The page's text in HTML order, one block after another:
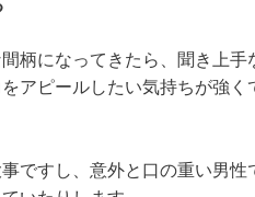
柄になってきたら、聞き上手
アピールしたい気持ちが強
ですし、意外と口の重い男性